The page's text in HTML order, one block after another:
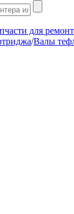
для
/Валы